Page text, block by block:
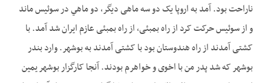
ناراحت بود. آمد به اروپا یک دو سه ماهی دیگر، دو ماهي در سوئیس ماند
و از سوئیس حرکت کرد از راه بمبئی، از راه بمبئی عازم ایران شد آمد. با
کشتی آمدند از راه هندوستان بود با کشتی آمدند به بوشهر. وارد بندر
بوشهر که شد پدر من با اخوی و خواهرم بودند. آنجا کارگزار بوشهر يمين